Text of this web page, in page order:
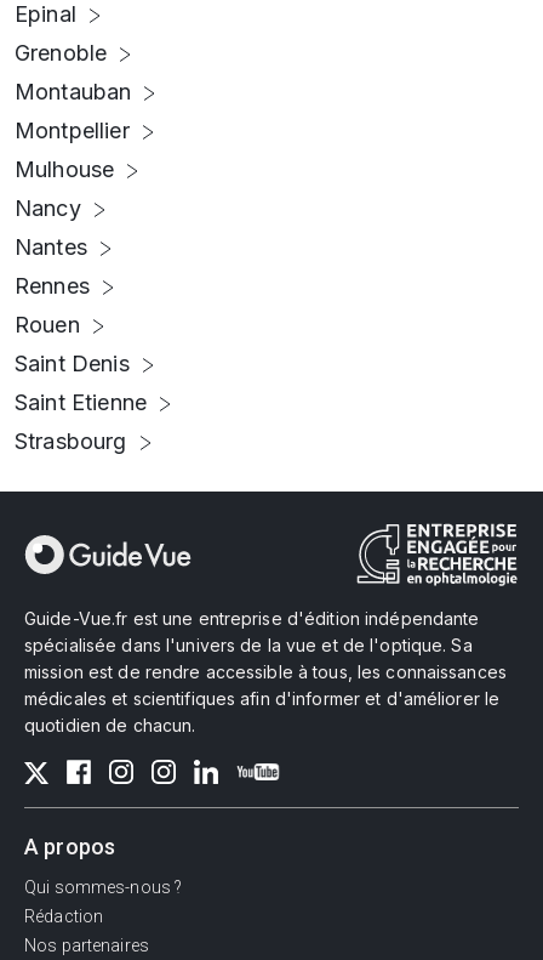
Epinal
Grenoble
Montauban
Montpellier
Mulhouse
Nancy
Nantes
Rennes
Rouen
Saint Denis
Saint Etienne
Strasbourg
Guide-Vue.fr est une entreprise d'édition indépendante
spécialisée dans l'univers de la vue et de l'optique. Sa
mission est de rendre accessible à tous, les connaissances
médicales et scientifiques afin d'informer et d'améliorer le
quotidien de chacun.
A propos
Qui sommes-nous ?
Rédaction
Nos partenaires